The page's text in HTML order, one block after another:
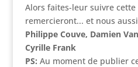
Alors faites-leur suivre
remercieront... et nous
Philippe Couve, Damien
Cyrille Frank
PS: Au moment de publier